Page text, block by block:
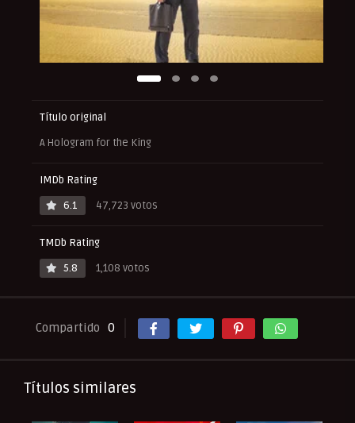
Título original
A Hologram for the King
IMDb Rating
6.1
47,723 votos
TMDb Rating
5.8
1,108 votos
Compartido 0
Títulos similares